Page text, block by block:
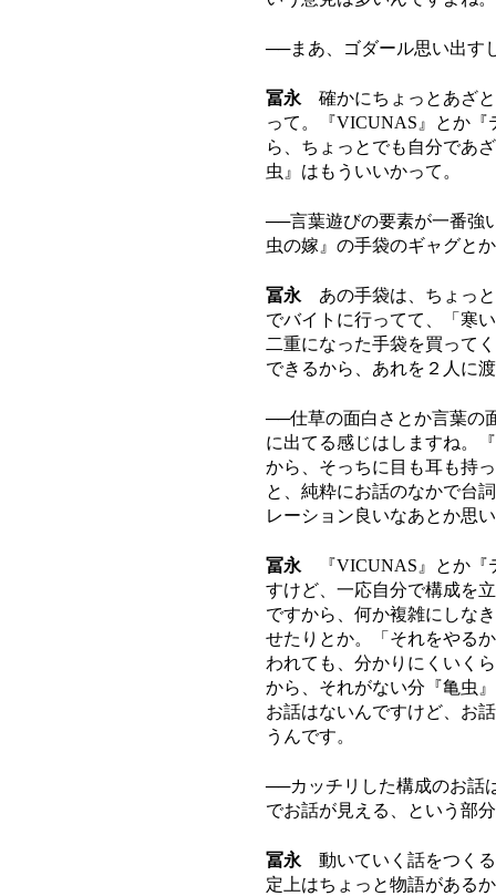
──まあ、ゴダール思い出す
冨永確かにちょっとあざと
って。『VICUNAS』とか
ら、ちょっとでも自分であ
虫』はもういいかって。
──言葉遊びの要素が一番強
虫の嫁』の手袋のギャグと
冨永あの手袋は、ちょっと
でバイトに行ってて、「寒
二重になった手袋を買って
できるから、あれを２人に
──仕草の面白さとか言葉の
に出てる感じはしますね。
から、そっちに目も耳も持
と、純粋にお話のなかで台
レーション良いなあとか思
冨永『VICUNAS』とか『
すけど、一応自分で構成を
ですから、何か複雑にしな
せたりとか。「それをやる
われても、分かりにくいく
から、それがない分『亀虫
お話はないんですけど、お
うんです。
──カッチリした構成のお話
でお話が見える、という部
冨永動いていく話をつくる
定上はちょっと物語がある